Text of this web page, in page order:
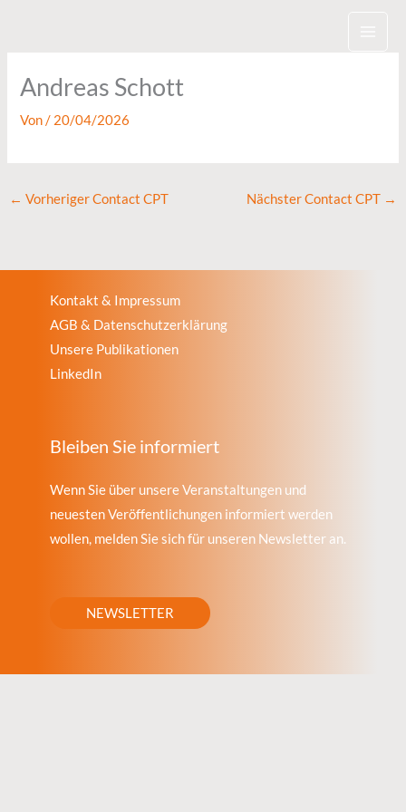
Andreas Schott
Von/ 20/04/2026
← Vorheriger Contact CPT Nächster Contact CPT →
Kontakt & Impressum
AGB & Datenschutzerklärung
Unsere Publikationen
LinkedIn
Bleiben Sie informiert
Wenn Sie über unsere Veranstaltungen und
neuesten Veröffentlichungen informiert werden
wollen, melden Sie sich für unseren Newsletter an.
NEWSLETTER